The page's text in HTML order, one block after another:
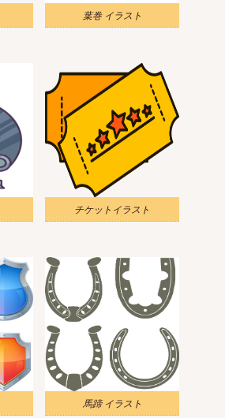
葉巻 イラスト
チケットイラスト
馬蹄 イラスト